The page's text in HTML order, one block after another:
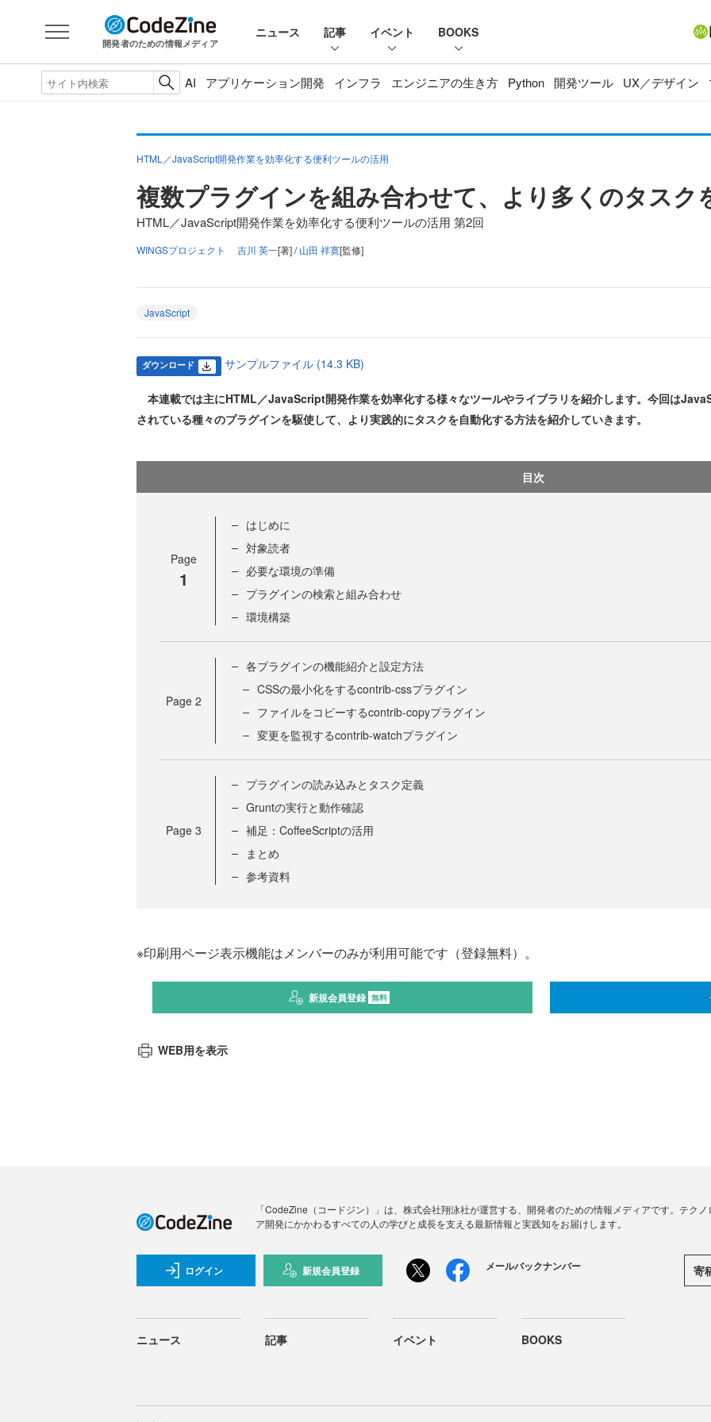
開発者のための情報メディア
ニュース 記事 イベント BOOKS
AI アプリケーション開発 インフラ エンジニアの生き方 Python 開発ツール UX／デザイン
HTML／JavaScript開発作業を効率化する便利ツールの活用
複数プラグインを組み合わせて、より多くのタスク
HTML／JavaScript開発作業を効率化する便利ツールの活用 第2回
WINGSプロジェクト 吉川 英一[著] /山田 祥寛[監修]
JavaScript
ダウンロード サンプルファイル (14.3 KB)
本連載では主にHTML／JavaScript開発作業を効率化する様々なツールやライブラリを紹介します。今回は
されている種々のプラグインを駆使して、より実践的にタスクを自動化する方法を紹介していきます。
目次
Page
1
はじめに
対象読者
必要な環境の準備
プラグインの検索と組み合わせ
環境構築
Page 2
各プラグインの機能紹介と設定方法
CSSの最小化をするcontrib-cssプラグイン
ファイルをコピーするcontrib-copyプラグイン
変更を監視するcontrib-watchプラグイン
Page 3
プラグインの読み込みとタスク定義
Gruntの実行と動作確認
補足：CoffeeScriptの活用
まとめ
参考資料
※印刷用ページ表示機能はメンバーのみが利用可能です（登録無料）。
新規会員登録 無料
WEB用を表示
「CodeZine（コードジン）」は、株式会社翔泳社が運営する、開発者のための情報メディアです。テク
ア開発にかかわるすべての人の学びと成長を支える最新情報と実践知をお届けします。
ログイン 新規会員登録 メールバックナンバー 寄
ニュース 記事 イベント BOOKS